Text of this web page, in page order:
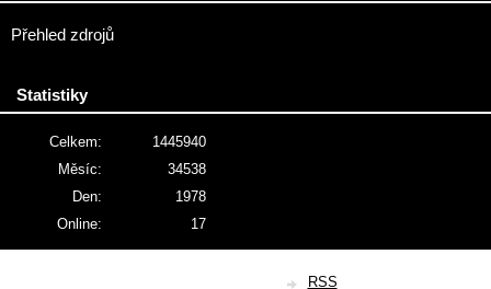
Přehled zdrojů
Statistiky
Online: 17
Celkem:
1445940
Měsíc:
34538
Den:
1978
RSS